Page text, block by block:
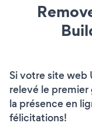
Si votre site web
relevé le
la présence en
félicitations!